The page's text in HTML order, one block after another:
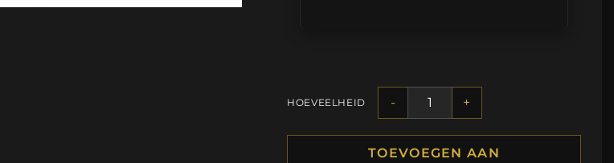
HOEVEELHEID - +
TOEVOEGEN AAN